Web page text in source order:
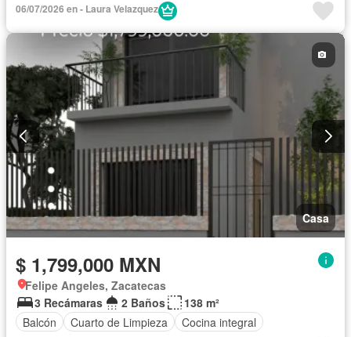
06/07/2026 en - Laura Velazquez
Casa
$ 1,799,000 MXN
Felipe Angeles, Zacatecas
3 Recámaras
2 Baños
138 m²
Balcón
Cuarto de Limpieza Cocina integral